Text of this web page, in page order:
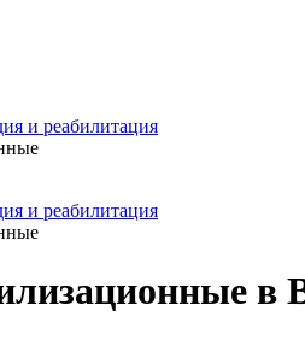
и реабилитация
и реабилитация
в